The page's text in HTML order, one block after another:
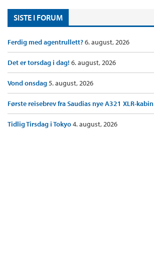
SISTE I FORUM
Ferdig med agentrullett?6. august, 2026
Det er torsdag i dag! 6. august, 2026
Vond onsdag5. august, 2026
Første reisebrev fra Saudias nye A321 XLR-kabin
Tidlig Tirsdag i Tokyo4. august, 2026